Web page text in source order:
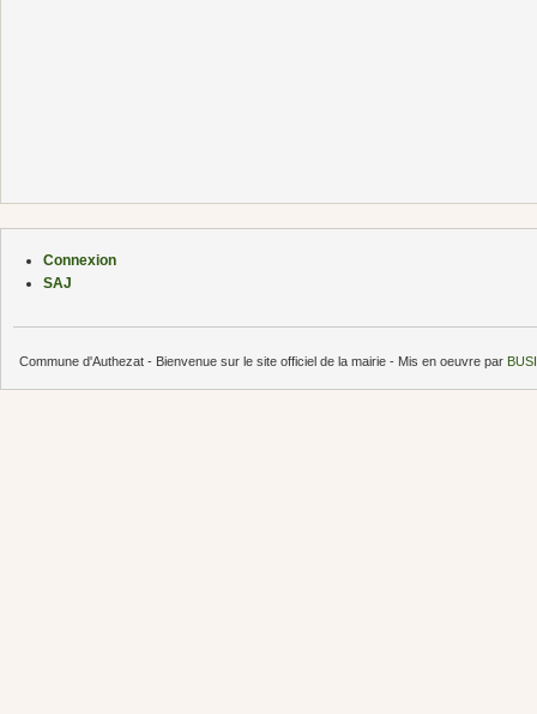
Connexion
SAJ
Commune d'Authezat - Bienvenue sur le site officiel de la mairie - Mis en oeuvre par